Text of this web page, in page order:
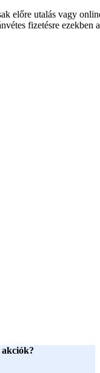
előre utalás vagy
fizetésre ezekben